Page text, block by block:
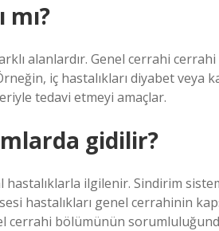
alanlardır. Genel cerrahi
iç hastalıkları diyabet veya
tedavi etmeyi amaçlar.
gidilir?
ilgilenir. Sindirim
hastalıkları genel cerrahinin
cerrahi bölümünün